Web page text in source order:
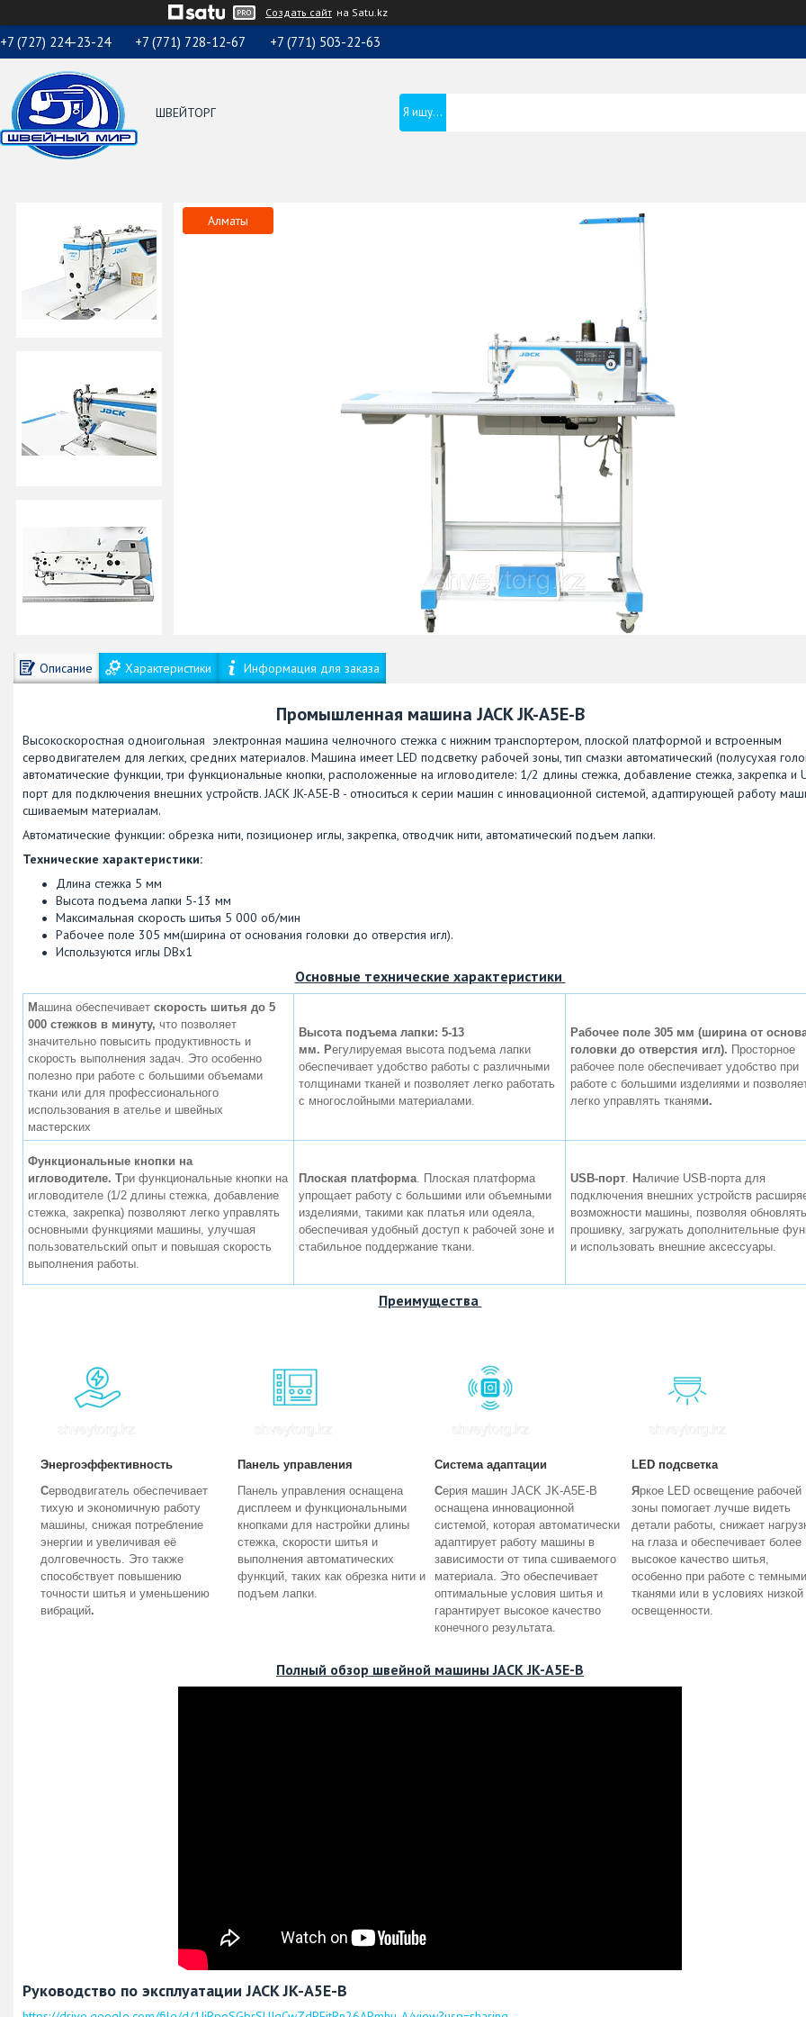
Создать сайт на Satu.kz
+7 (727) 224-23-24 +7 (771) 728-12-67 +7 (771) 503-22-63
ШВЕЙТОРГ
Алматы
Описание Характеристики Информация для заказа
Промышленная машина JACK JK-A5E-B
Высокоскоростная одноигольная электронная машина челночного стежка с нижним транспортером, плоской платформой и встроенным
серводвигателем для легких, средних материалов. Машина имеет LED подсветку рабочей зоны, тип смазки автоматический (полусухая
автоматические функции, три функциональные кнопки, расположенные на игловодителе: 1/2 длины стежка, добавление стежка, закрепка и
порт для подключения внешних устройств. JACK JK-A5E-B - относиться к серии машин с инновационной системой, адаптирующей работу
сшиваемым материалам.
Автоматические функции: обрезка нити, позиционер иглы, закрепка, отводчик нити, автоматический подъем лапки.
Технические характеристики:
Длина стежка 5 мм
Высота подъема лапки 5-13 мм
Максимальная скорость шитья 5 000 об/мин
Рабочее поле 305 мм(ширина от основания головки до отверстия игл).
Используются иглы DBx1
Основные технические характеристики
Машина обеспечивает скорость шитья до 5
000 стежков в минуту, что позволяет
значительно повысить продуктивность и
скорость выполнения задач. Это особенно
полезно при работе с большими объемами
ткани или для профессионального
использования в ателье и швейных
мастерских
Высота подъема лапки: 5-13
мм. Регулируемая высота подъема лапки
обеспечивает удобство работы с различными
толщинами тканей и позволяет легко работать
с многослойными материалами.
Рабочее поле 305 мм (ширина от
головки до отверстия игл). Просторное
рабочее поле обеспечивает удобство при
работе с большими изделиями и
легко управлять тканями.
Функциональные кнопки на
игловодителе. Три функциональные кнопки на
игловодителе (1/2 длины стежка, добавление
стежка, закрепка) позволяют легко управлять
основными функциями машины, улучшая
пользовательский опыт и повышая скорость
выполнения работы.
Плоская платформа
Плоская платформа
упрощает работу с большими или объемными
изделиями, такими как платья или одеяла,
обеспечивая удобный доступ к рабочей зоне и
стабильное поддержание ткани.
USB-порт Наличие USB-порта для
подключения внешних устройств
возможности машины, позволяя обновлять
прошивку, загружать дополнительные
и использовать внешние аксессуары.
Преимущества
Энергоэффективность
Серводвигатель обеспечивает
тихую и экономичную работу
машины, снижая потребление
энергии и увеличивая её
долговечность. Это также
способствует повышению
точности шитья и уменьшению
вибраций.
Панель управления
Панель управления оснащена
дисплеем и функциональными
кнопками для настройки длины
стежка, скорости шитья и
выполнения автоматических
функций, таких как обрезка нити и
подъем лапки.
Система адаптации
Серия машин JACK JK-A5E-B
оснащена инновационной
системой, которая автоматически
адаптирует работу машины в
зависимости от типа сшиваемого
материала. Это обеспечивает
оптимальные условия шитья и
гарантирует высокое качество
конечного результата.
LED подсветка
Я ркое LED освещение рабочей
зоны помогает лучше видеть
детали работы, снижает
на глаза и обеспечивает более
высокое качество шитья,
особенно при работе с темными
тканями или в условиях низкой
освещенности.
Полный обзор швейной машины JACK JK-A5E-B
Руководство по эксплуатации JACK JK-A5E-B